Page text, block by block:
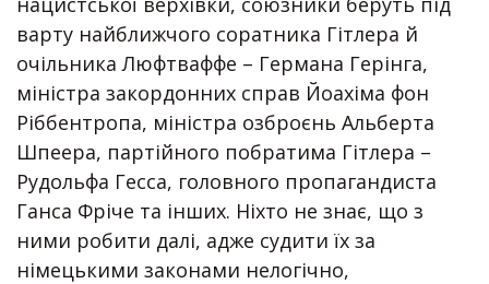
варту найближчого соратника Гітлера й
очільника Люфтваффе – Германа Герінга,
міністра закордонних справ Йоахіма фон
Ріббентропа, міністра озброєнь Альберта
Шпеера, партійного побратима Гітлера –
Рудольфа Гесса, головного пропагандиста
Ганса Фріче та інших. Ніхто не знає, що з
ними робити далі, адже судити їх за
німецькими законами нелогічно,